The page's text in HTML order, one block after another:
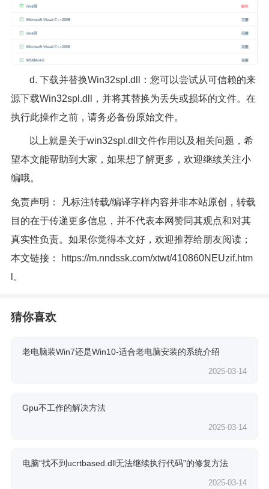
d. 下载并替换Win32spl.dll：您可以尝试从可信赖的来
源下载Win32spl.dll，并将其替换为丢失或损坏的文件。在
执行此操作之前，请务必备份原始文件。
以上就是关于win32spl.dll文件作用以及相关问题，希
望本文能帮助到大家，如果想了解更多，欢迎继续关注小
编哦。
免责声明： 凡标注转载/编译字样内容并非本站原创，转载
目的在于传递更多信息，并不代表本网赞同其观点和对其
真实性负责。如果你觉得本文好，欢迎推荐给朋友阅读；
本文链接：
https://m.nndssk.com/xtwt/410860NEUzif.htm
。
猜你喜欢
老电脑装Win7还是Win10-适合老电脑安装的系统介绍
2025-03-14
Gpu不工作的解决方法
2025-03-14
电脑“找不到ucrtbased.dll无法继续执行代码”的修复方法
2025-03-14